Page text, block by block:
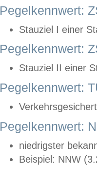
Pegelkennwert:
Stauziel I einer
Pegelkennwert:
Stauziel II einer
Pegelkennwert:
Pegelkennwert:
niedrigster
Beispiel: NNW